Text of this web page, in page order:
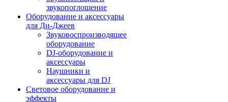
звукопоглощение
Оборудование и аксессуары
для Ди-Джеев
Звуковоспроизводящее
оборудование
DJ-оборудование и
аксессуары
Наушники и
аксессуары для DJ
Световое оборудование и
эффекты